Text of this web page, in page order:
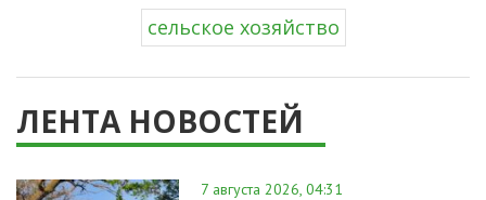
сельское хозяйство
ЛЕНТА НОВОСТЕЙ
7 августа 2026, 04:31